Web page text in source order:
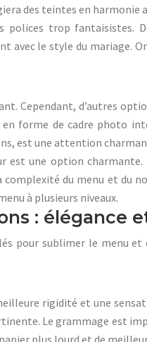
des teintes en harmonie
trop fantaisistes.
avec le style du mariage.
Cependant, d’autres
forme de cadre photo
est une attention
une option
du menu et du
à plusieurs niveaux.
: élégance
pour sublimer le menu
rigidité et une
Le grammage est
plus lourd et de